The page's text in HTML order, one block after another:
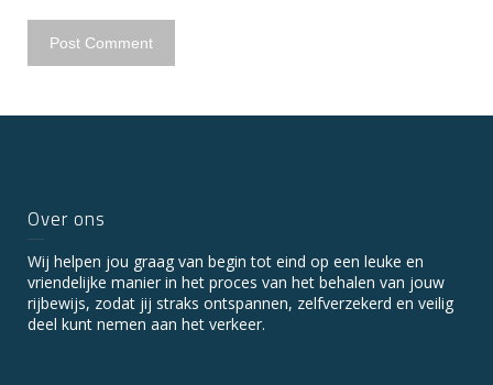
Over ons
Wij helpen jou graag van begin tot eind op een leuke en
vriendelijke manier in het proces van het behalen van jouw
rijbewijs, zodat jij straks ontspannen, zelfverzekerd en veilig
deel kunt nemen aan het verkeer.